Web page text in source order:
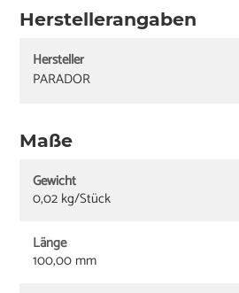
Herstellerangaben
Hersteller
PARADOR
Maße
Gewicht
0,02 kg/Stück
Länge
100,00 mm